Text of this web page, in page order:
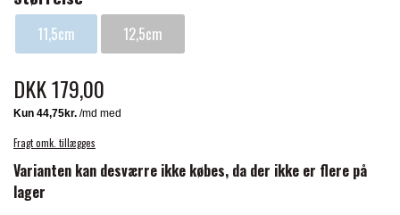
TERAPI PRODUKTER
STRØMPER
BØRN & JUNIOR
INSEKTBESKYTTELSE
HESTEBOLCHER & TREATS
TRAVDÆKKEN & TILBEHØR
PREMIER EQUINE LINERS & DÆKKEN
TILBEHØR
PREMIER EQUINE WALKER & RIDEDÆKKEN
PREMIER EQUINE INSEKTBESKYTTELSE
DELTACAST
11,5cm 12,5cm
DKK 179,00
Fragt omk. tillægges
Varianten kan desværre ikke købes, da der ikke er flere på
lager